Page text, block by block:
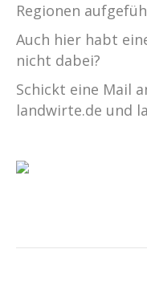
Regionen
Auch hier habt
nicht dabei?
Schickt eine Mail
landwirte.de und